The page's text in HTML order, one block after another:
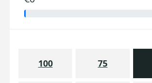
100 75